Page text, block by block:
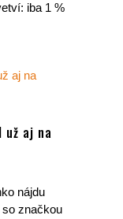
iba 1 %
už aj na
nájdu
značkou